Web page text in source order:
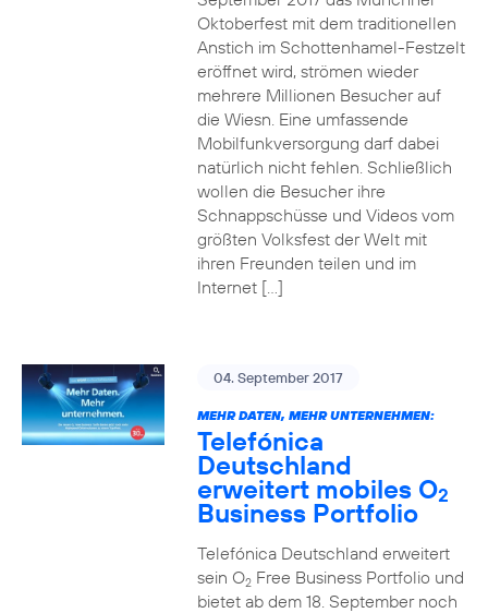
Oktoberfest mit dem traditionellen
Anstich im Schottenhamel-Festzelt
eröffnet wird, strömen wieder
mehrere Millionen Besucher auf
die Wiesn. Eine umfassende
Mobilfunkversorgung darf dabei
natürlich nicht fehlen. Schließlich
wollen die Besucher ihre
Schnappschüsse und Videos vom
größten Volksfest der Welt mit
ihren Freunden teilen und im
Internet […]
04. September 2017
MEHR DATEN, MEHR UNTERNEHMEN:
Telefónica
Deutschland
erweitert mobiles O2
Business Portfolio
Telefónica Deutschland erweitert
sein O2Free Business Portfolio und
bietet ab dem 18. September noch